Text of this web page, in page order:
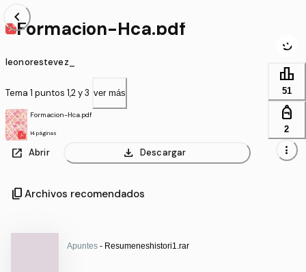
chevron_left
Formacion-Hca.pdf
leonorestevez_
Tema 1 puntos 1,2 y 3 ver más
Formacion-Hca.pdf
14 páginas
open_in_new Abrir download Descargar
leaderboard
51
personal_bag
2
more_vert
content_copy Archivos recomendados
Apuntes - Resumeneshistori1.rar